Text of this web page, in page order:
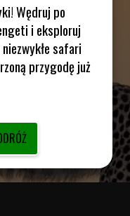
Wędruj po
i eksploruj
safari
przygodę już